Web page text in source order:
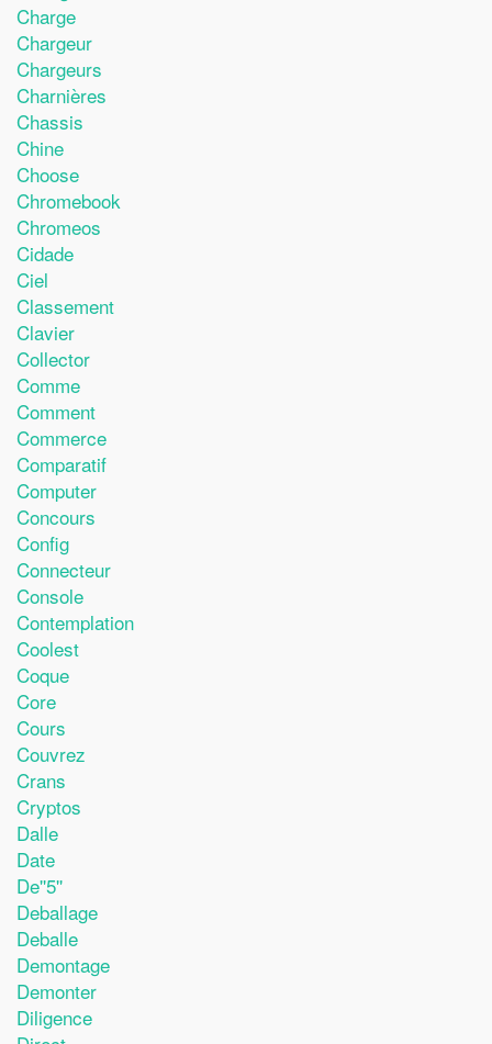
Charge
Chargeur
Chargeurs
Charnières
Chassis
Chine
Choose
Chromebook
Chromeos
Cidade
Ciel
Classement
Clavier
Collector
Comme
Comment
Commerce
Comparatif
Computer
Concours
Config
Connecteur
Console
Contemplation
Coolest
Coque
Core
Cours
Couvrez
Crans
Cryptos
Dalle
Date
De''5''
Deballage
Deballe
Demontage
Demonter
Diligence